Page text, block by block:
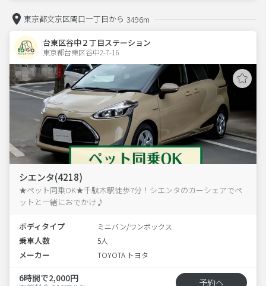
東京都文京区関口一丁目から 3496m
台東区谷中２丁目ステーション
東京都台東区谷中2-7-16
シエンタ(4218)
★ペット同乗OK★千駄木駅徒歩7分！シエンタのカーシェアでペ
ットと一緒におでかけ♪
ボディタイプ ミニバン/ワンボックス
乗車人数 5人
メーカー TOYOTA トヨタ
6時間で2,000円 予約へ